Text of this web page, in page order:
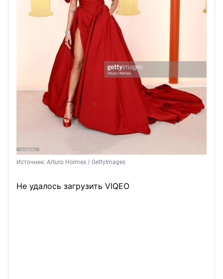
Источник: Arturo Holmes / GettyImages
Не удалось загрузить VIQEO